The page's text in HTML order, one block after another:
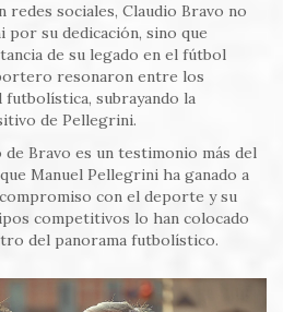
redes sociales, Claudio Bravo no
su dedicación, sino que
de su legado en el fútbol
resonaron entre los
futbolística, subrayando la
de Pellegrini.
Bravo es un testimonio más del
Manuel Pellegrini ha ganado a
con el deporte y su
competitivos lo han colocado
del panorama futbolístico.